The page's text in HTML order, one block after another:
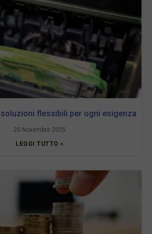
flessibili per ogni esigenza
20 Novembre 2025
LEGGI TUTTO »